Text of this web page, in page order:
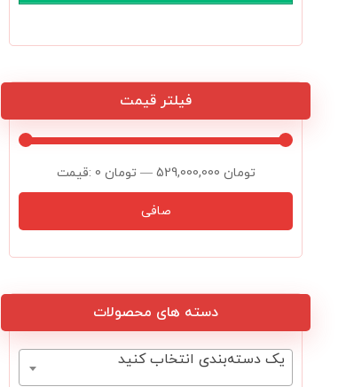
فیلتر قیمت
صافی
قيمت: 0 تومان— 529,000,000 تومان
دسته های محصولات
یک دسته‌بندی انتخاب کنید